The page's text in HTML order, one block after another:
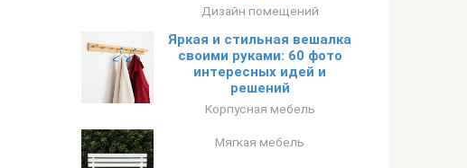
Дизайн помещений
Яркая и стильная вешалка
своими руками: 60 фото
интересных идей и
решений
Корпусная мебель
Мягкая мебель